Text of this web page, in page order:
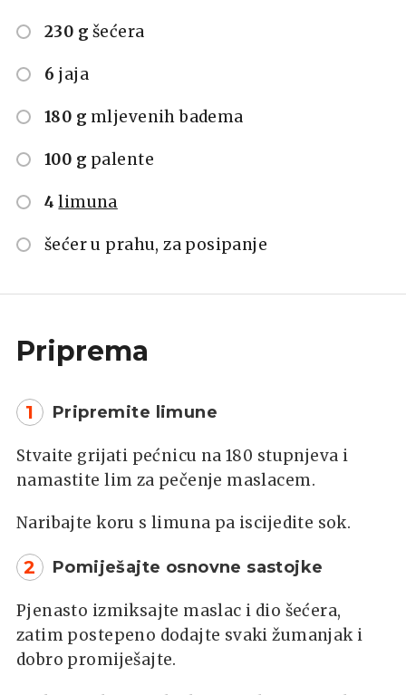
230 g šećera
6 jaja
180 g mljevenih badema
100 g palente
4 limuna
šećer u prahu, za posipanje
Priprema
1 Pripremite limune
Stvaite grijati pećnicu na 180 stupnjeva i
namastite lim za pečenje maslacem.
Naribajte koru s limuna pa iscijedite sok.
2 Pomiješajte osnovne sastojke
Pjenasto izmiksajte maslac i dio šećera,
zatim postepeno dodajte svaki žumanjak i
dobro promiješajte.